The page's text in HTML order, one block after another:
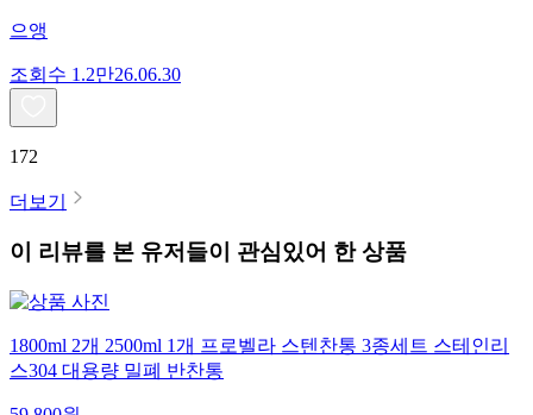
으앵
조회수 1.2만26.06.30
172
더보기
이 리뷰를 본 유저들이 관심있어 한 상품
1800ml 2개 2500ml 1개 프로벨라 스텐찬통 3종세트 스테인리
스304 대용량 밀폐 반찬통